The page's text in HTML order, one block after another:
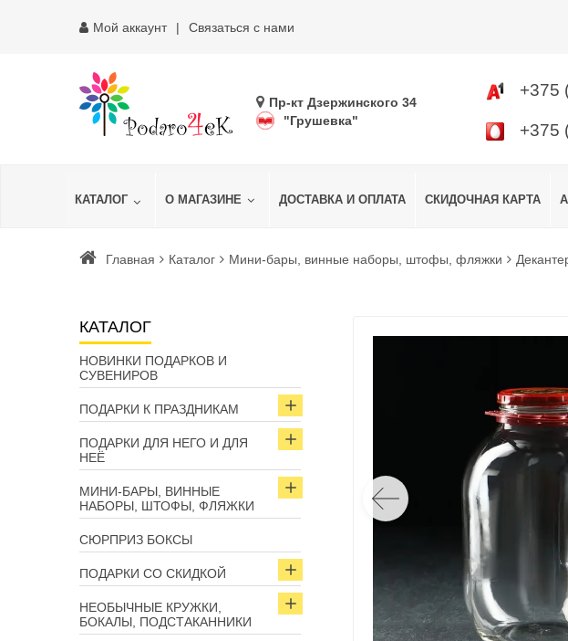
Мой аккаунт Связаться с нами
Пр-кт Дзержинского 34
"Грушевка"
+375
+375
КАТАЛОГ О МАГАЗИНЕ ДОСТАВКА И ОПЛАТА СКИДОЧНАЯ КАРТА
Главная Каталог Мини-бары, винные наборы, штофы, фляжки
КАТАЛОГ
НОВИНКИ ПОДАРКОВ И
СУВЕНИРОВ
ПОДАРКИ К ПРАЗДНИКАМ
ПОДАРКИ ДЛЯ НЕГО И ДЛЯ
НЕЁ
МИНИ-БАРЫ, ВИННЫЕ
НАБОРЫ, ШТОФЫ, ФЛЯЖКИ
СЮРПРИЗ БОКСЫ
ПОДАРКИ СО СКИДКОЙ
НЕОБЫЧНЫЕ КРУЖКИ,
БОКАЛЫ, ПОДСТАКАННИКИ